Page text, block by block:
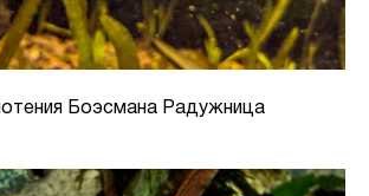
Боэсмана Радужница